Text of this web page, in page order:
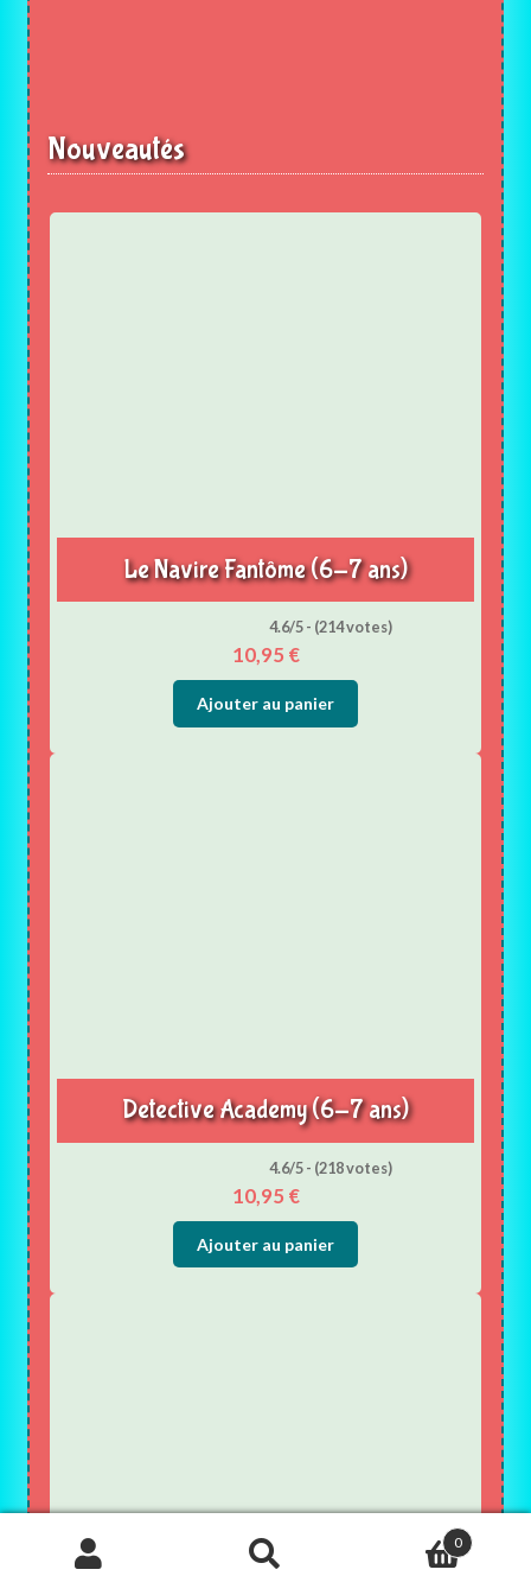
Nouveautés
Le Navire Fantôme (6-7 ans)
4.6/5 - (214 votes)
10,95 €
Ajouter au panier
Detective Academy (6-7 ans)
4.6/5 - (218 votes)
10,95 €
Ajouter au panier
Recherche
0